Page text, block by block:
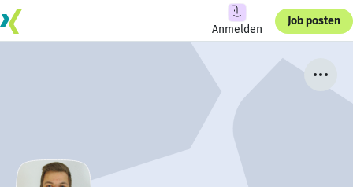
Anmelden
Job posten